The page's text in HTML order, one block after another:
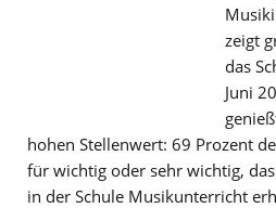
zeigt
das
Juni
hohen Stellenwert: 69 Prozent
für wichtig oder sehr wichtig,
in der Schule Musikunterricht